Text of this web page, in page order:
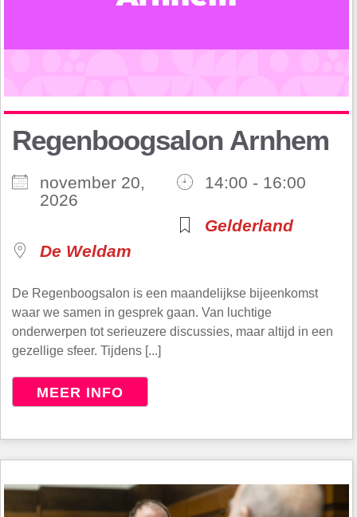
Regenboogsalon Arnhem
november 20,
2026
14:00 - 16:00
De Weldam
Gelderland
De Regenboogsalon is een maandelijkse bijeenkomst
waar we samen in gesprek gaan. Van luchtige
onderwerpen tot serieuzere discussies, maar altijd in een
gezellige sfeer. Tijdens [...]
MEER INFO